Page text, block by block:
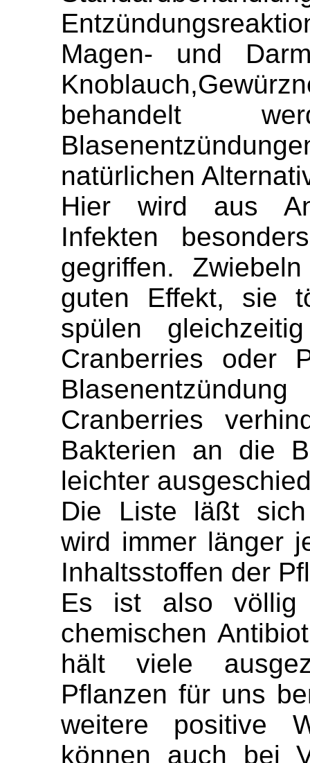
Magen- und
behandelt
natürlichen
Hier wird aus
Infekten
gegriffen.
guten Effekt, sie
spülen
Cranberries oder
Cranberries
Bakterien an die
leichter
Die Liste läßt
wird immer länger
Inhaltsstoffen der
Es ist also völlig
chemischen
hält viele
Pflanzen für uns
weitere positive
können auch bei